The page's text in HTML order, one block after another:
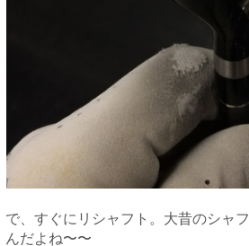
で、すぐにリシャフト。大昔のシャ
んだよね〜〜